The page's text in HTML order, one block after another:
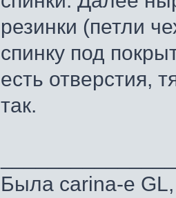
резинки (петли
спинку под
есть отверстия,
так.
Была carina-e